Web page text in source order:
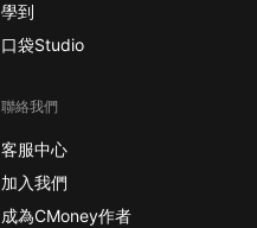
學到
口袋Studio
聯絡我們
客服中心
加入我們
成為CMoney作者